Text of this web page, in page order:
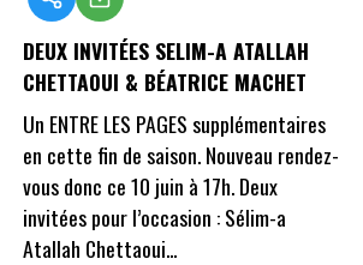
DEUX INVITÉES SELIM-A ATALLAH
CHETTAOUI & BÉATRICE MACHET
Un ENTRE LES PAGES supplémentaires
en cette fin de saison. Nouveau rendez-
vous donc ce 10 juin à 17h. Deux
invitées pour l’occasion : Sélim-a
Atallah Chettaoui...